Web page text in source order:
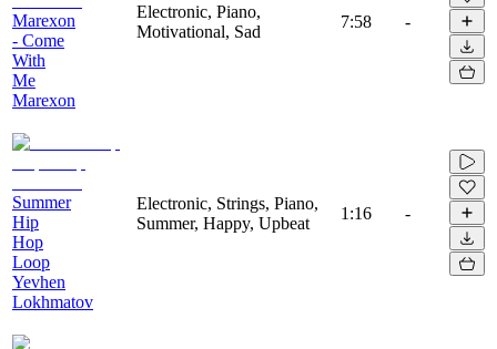
Marexon
- Come
With
Me
Marexon
Electronic, Piano,
Motivational, Sad
7:58 -
Summer
Hip
Hop
Loop
Yevhen
Lokhmatov
Electronic, Strings, Piano,
Summer, Happy, Upbeat
1:16 -